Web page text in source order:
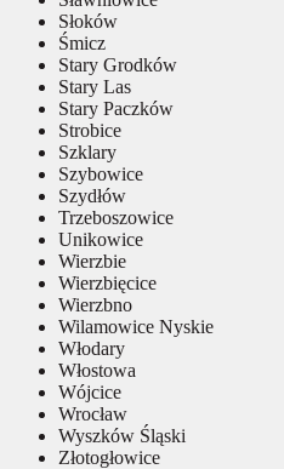
Słoków
Śmicz
Stary Grodków
Stary Las
Stary Paczków
Strobice
Szklary
Szybowice
Szydłów
Trzeboszowice
Unikowice
Wierzbie
Wierzbięcice
Wierzbno
Wilamowice Nyskie
Włodary
Włostowa
Wójcice
Wrocław
Wyszków Śląski
Złotogłowice